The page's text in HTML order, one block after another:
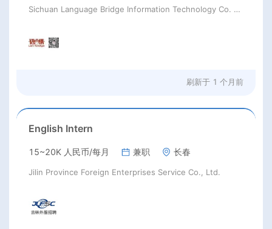
Sichuan Language Bridge Information Technology Co. LTD
刷新于 1 个月前
English Intern
15~20K 人民币/每月 兼职 长春
Jilin Province Foreign Enterprises Service Co., Ltd.